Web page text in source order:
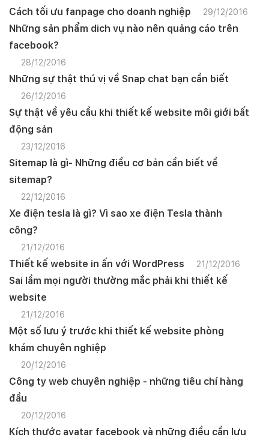
Cách tối ưu fanpage cho doanh nghiệp 29/12/2016
Những sản phẩm dich vụ nào nên quảng cáo trên
facebook?
28/12/2016
Những sự thật thú vị về Snap chat bạn cần biết
26/12/2016
Sự thật về yêu cầu khi thiết kế website môi giới bất
động sản
23/12/2016
Sitemap là gì- Những điều cơ bản cần biết về
sitemap?
22/12/2016
Xe điện tesla là gì? Vì sao xe điện Tesla thành
công?
21/12/2016
Thiết kế website in ấn với WordPress 21/12/2016
Sai lầm mọi người thường mắc phải khi thiết kế
website
21/12/2016
Một số lưu ý trước khi thiết kế website phòng
khám chuyên nghiệp
20/12/2016
Công ty web chuyên nghiệp - những tiêu chí hàng
đầu
20/12/2016
Kích thước avatar facebook và những điều cần lưu